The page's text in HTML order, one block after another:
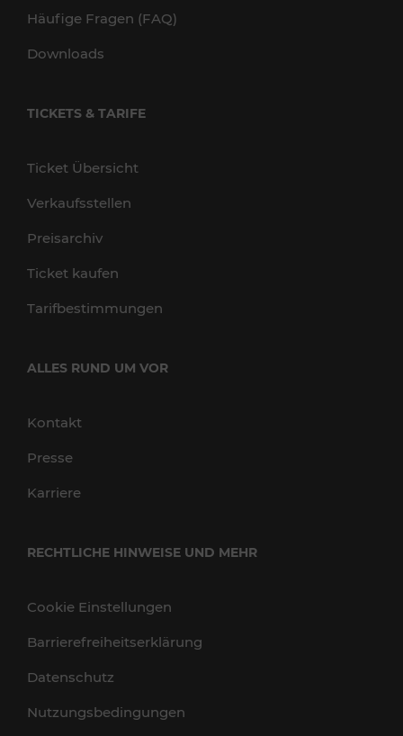
Häufige Fragen (FAQ)
Downloads
TICKETS & TARIFE
Ticket Übersicht
Verkaufsstellen
Preisarchiv
Ticket kaufen
Tarifbestimmungen
ALLES RUND UM VOR
Kontakt
Presse
Karriere
RECHTLICHE HINWEISE UND MEHR
Cookie Einstellungen
Barrierefreiheitserklärung
Datenschutz
Nutzungsbedingungen